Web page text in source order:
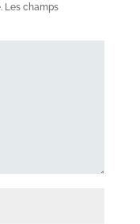
Les champs